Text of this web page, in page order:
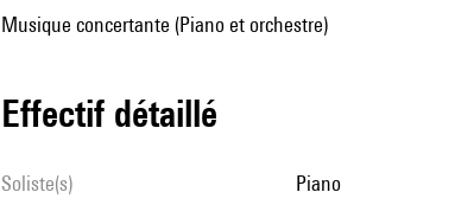
Musique concertante (Piano et orchestre)
effectif détaillé
Soliste(s) piano